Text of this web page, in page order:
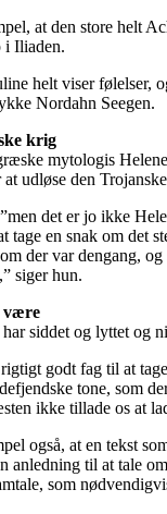
at den store helt
i Iliaden.
helt viser følelser,
Nordahn Seegen.
krig
mytologis
udløse den
det er jo ikke
tage en snak om det
der var dengang,
siger hun.
være
siddet og lyttet og
godt fag til at
tone, som
ikke tillade os at
også, at en tekst
anledning til at tale
som